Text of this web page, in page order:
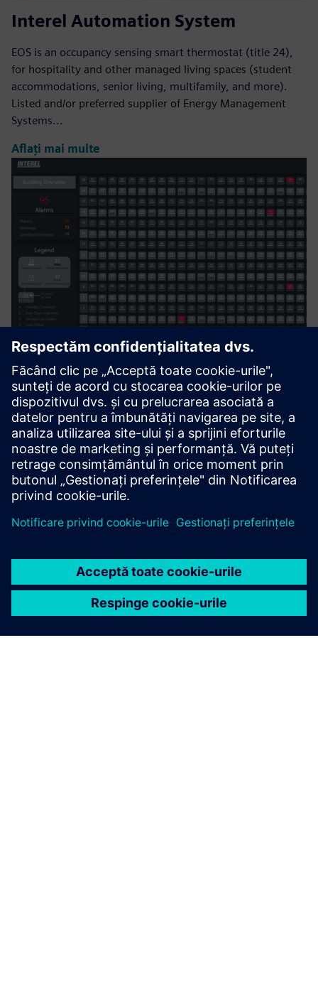
Interel Automation System
EOS is an occupancy sensing smart thermostat (title 24),
for hospitality and other managed living spaces (student
accommodations, senior living, multifamily, and more).
Listed and/or preferred supplier of Energy Management
Systems...
Aflați mai multe
INTEREL.io
Guest Room Management and Energy Management
dashboard for Hospitality. Display occupancy, HVAC stats
Aflați mai multe